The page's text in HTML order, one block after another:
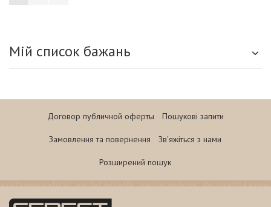
Мій список бажань
Договор публичной оферты Пошукові запити
Замовлення та повернення Зв'яжіться з нами
Розширений пошук